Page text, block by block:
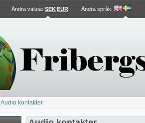
Ändra valuta: SEKEUR Ändra språk:
Audio kontakter